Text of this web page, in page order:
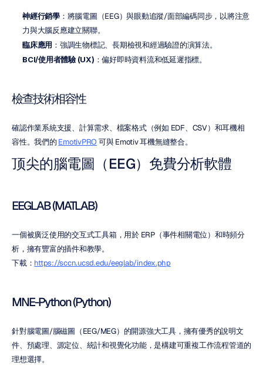
神經行銷學：將腦電圖（EEG）與眼動追蹤/面部編碼同步，以將注意
力與大腦反應建立關聯。
臨床應用 ：強調生物標記、長期檢視和經過驗證的演算法。
BCI/使用者體驗 (UX) ：偏好即時資料流和低延遲指標。
檢查技術相容性
確認作業系統支援、計算需求、檔案格式（例如 EDF、CSV）和耳機相
容性。我們的 EmotivPRO 可與 Emotiv 耳機無縫整合。
顶尖的腦電圖（EEG）免費分析軟體
EEGLAB (MATLAB)
一個被廣泛使用的交互式工具箱，用於 ERP（事件相關電位）和時頻分
析，擁有豐富的插件和教學。
下載： https://sccn.ucsd.edu/eeglab/index.php
MNE-Python (Python)
針對腦電圖/腦磁圖（EEG/MEG）的開源強大工具，擁有優秀的說明文
件、預處理、源定位、統計和視覺化功能，是構建可重複工作流程管道的
理想選擇。